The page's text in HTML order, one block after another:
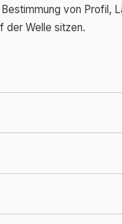
von Profil,
der Welle sitzen.